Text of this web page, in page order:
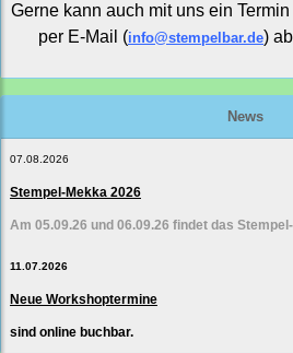
Gerne kann auch mit uns ein
per E-Mail (info@stempelbar.de)
News
07.08.2026
Stempel-Mekka 2026
Am 05.09.26 und 06.09.26 findet das
11.07.2026
Neue Workshoptermine
sind online buchbar.